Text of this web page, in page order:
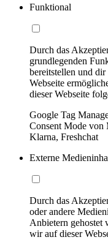
Funktional
Durch das
grundlegenden
bereitstellen und
Webseite
dieser Webseite
Google Tag
Consent Mode von
Klarna, Freshchat
Externe
Durch das
oder andere
Anbietern gehostet
wir auf dieser